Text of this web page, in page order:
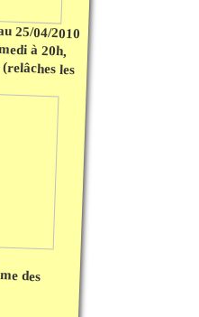
25/04/2010
à 20h,
les
des